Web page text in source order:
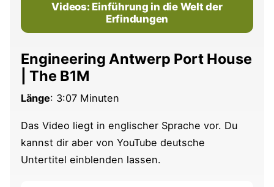
Videos: Einführung in die Welt der
Erfindungen
Engineering Antwerp Port House
| The B1M
Länge: 3:07 Minuten
Das Video liegt in englischer Sprache vor. Du
kannst dir aber von YouTube deutsche
Untertitel einblenden lassen.